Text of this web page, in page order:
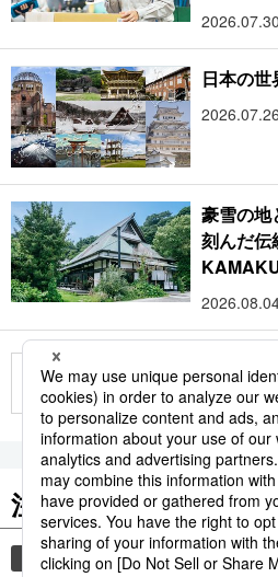
2026.07.30
日本の
2026.07.26
豪雪の地
刻んだ伝
もっと見る
注目のキーワード
共同通信ニュース 気象・災害